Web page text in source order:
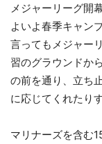
メジャーリーグ開
よいよ春季キャン
言ってもメジャー
習のグラウンドか
の前を通り、立ち
に応じてくれたり
マリナーズを含む